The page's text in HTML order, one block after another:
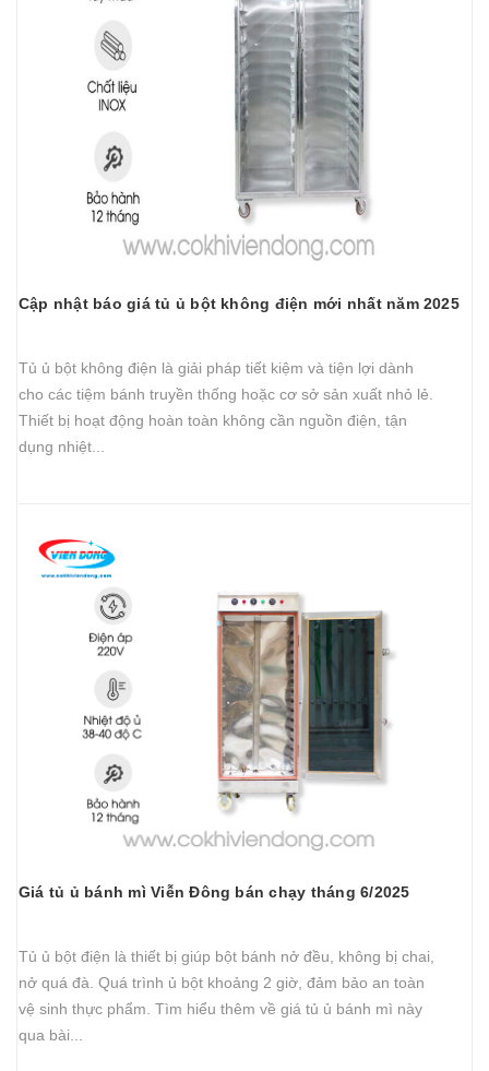
Cập nhật báo giá tủ ủ bột không điện mới nhất năm 2025
Tủ ủ bột không điện là giải pháp tiết kiệm và tiện lợi dành
cho các tiệm bánh truyền thống hoặc cơ sở sản xuất nhỏ lẻ.
Thiết bị hoạt động hoàn toàn không cần nguồn điện, tận
dụng nhiệt...
Giá tủ ủ bánh mì Viễn Đông bán chạy tháng 6/2025
Tủ ủ bột điện là thiết bị giúp bột bánh nở đều, không bị chai,
nở quá đà. Quá trình ủ bột khoảng 2 giờ, đảm bảo an toàn
vệ sinh thực phẩm. Tìm hiểu thêm về giá tủ ủ bánh mì này
qua bài...